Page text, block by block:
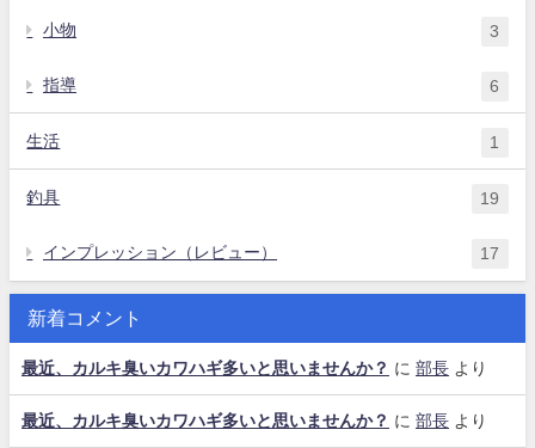
小物 3
指導 6
生活 1
釣具 19
インプレッション（レビュー） 17
新着コメント
最近、カルキ臭いカワハギ多いと思いませんか？ に 部長 より
最近、カルキ臭いカワハギ多いと思いませんか？ に 部長 より